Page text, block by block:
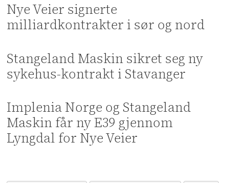
Nye Veier signerte
milliardkontrakter i sør og nord
Stangeland Maskin sikret seg ny
sykehus-kontrakt i Stavanger
Implenia Norge og Stangeland
Maskin får ny E39 gjennom
Lyngdal for Nye Veier